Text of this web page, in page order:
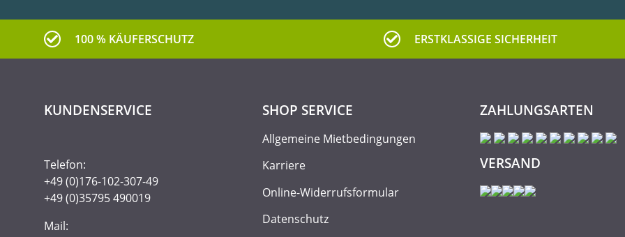
100 % KÄUFERSCHUTZ ERSTKLASSIGE SICHERHEIT
KUNDENSERVICE
Telefon:
+49 (0)176-102-307-49
+49 (0)35795 490019
Mail:
SHOP SERVICE
Allgemeine Mietbedingungen
Karriere
Online-Widerrufsformular
Datenschutz
ZAHLUNGSARTEN
VERSAND